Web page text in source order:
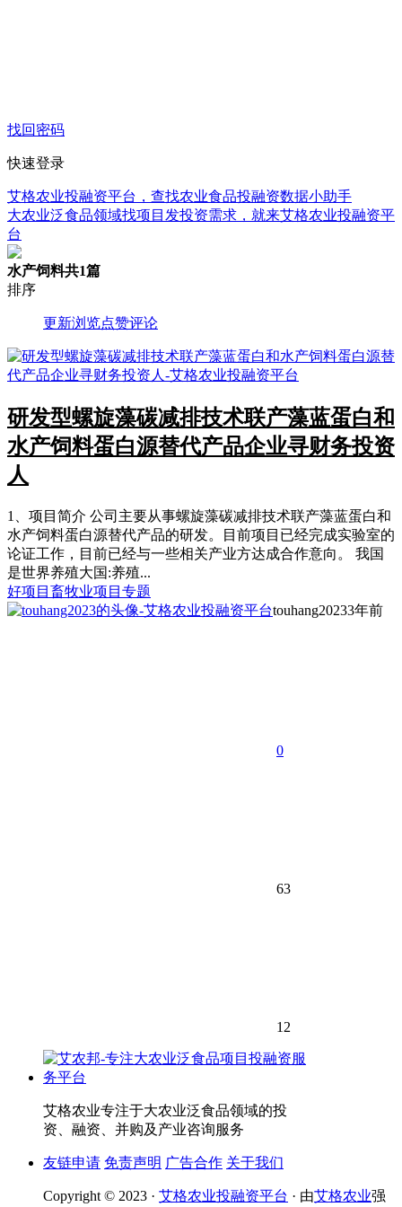
找回密码
快速登录
艾格农业投融资平台，查找农业食品投融资数据小助手
大农业泛食品领域找项目发投资需求，就来艾格农业投融资平
台
水产饲料共1篇
排序
更新浏览点赞评论
研发型螺旋藻碳减排技术联产藻蓝蛋白和
水产饲料蛋白源替代产品企业寻财务投资
人
1、项目简介 公司主要从事螺旋藻碳减排技术联产藻蓝蛋白和
水产饲料蛋白源替代产品的研发。目前项目已经完成实验室的
论证工作，目前已经与一些相关产业方达成合作意向。 我国
是世界养殖大国:养殖...
好项目 畜牧业项目专题
touhang20233年前
0
63
12
艾格农业专注于大农业泛食品领域的投
资、融资、并购及产业咨询服务
友链申请 免责声明 广告合作 关于我们
Copyright © 2023 · 艾格农业投融资平台 · 由艾格农业强